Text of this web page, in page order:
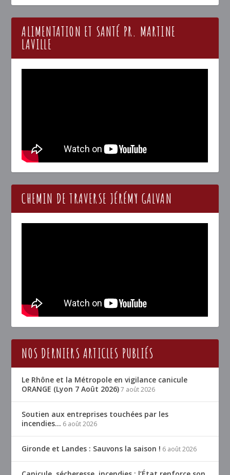
ALIMENTATION ET SANTÉ PR. MARTINE
LAVILLE
CHEMIN DE TRAVERSE JÉRÉMY GALVAN
NOS DERNIERS ARTICLES PUBLIÉS
Le Rhône et la Métropole en vigilance canicule
ORANGE (Lyon 7 Août 2026) 7 août 2026
Soutien aux entreprises touchées par les
incendies… 6 août 2026
Gironde et Landes : Sauvons la saison ! 6 août 2026